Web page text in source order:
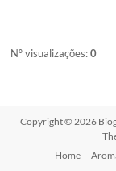
Nº visualizações:0
Copyright © 2026
Home